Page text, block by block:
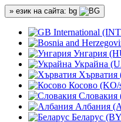
» език на сайта: bg
International
Унгария
Украйна
Хърватия
Косово (KO/
Словакия
Албания
Беларус